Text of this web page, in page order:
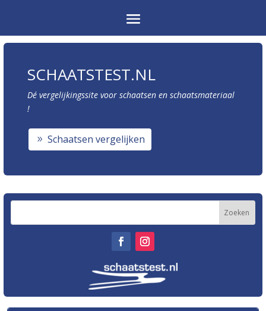
SCHAATSTEST.NL
Dé vergelijkingssite voor schaatsen en schaatsmateriaal
!
Schaatsen vergelijken